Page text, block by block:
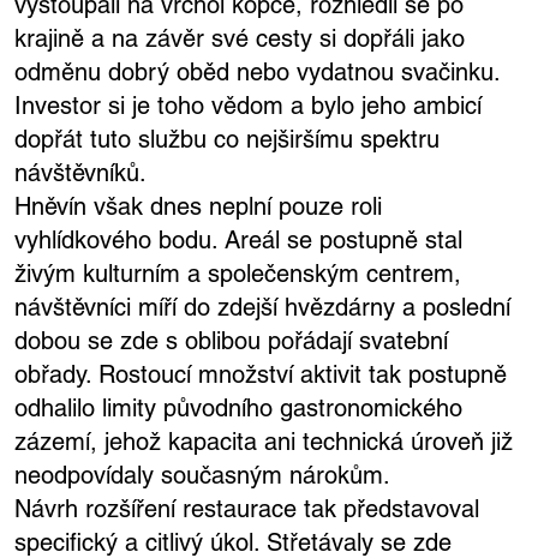
krajině a na závěr své cesty si dopřáli jako
odměnu dobrý oběd nebo vydatnou svačinku.
Investor si je toho vědom a bylo jeho ambicí
dopřát tuto službu co nejširšímu spektru
návštěvníků.
Hněvín však dnes neplní pouze roli
vyhlídkového bodu. Areál se postupně stal
živým kulturním a společenským centrem,
návštěvníci míří do zdejší hvězdárny a poslední
dobou se zde s oblibou pořádají svatební
obřady. Rostoucí množství aktivit tak postupně
odhalilo limity původního gastronomického
zázemí, jehož kapacita ani technická úroveň již
neodpovídaly současným nárokům.
Návrh rozšíření restaurace tak představoval
specifický a citlivý úkol. Střetávaly se zde